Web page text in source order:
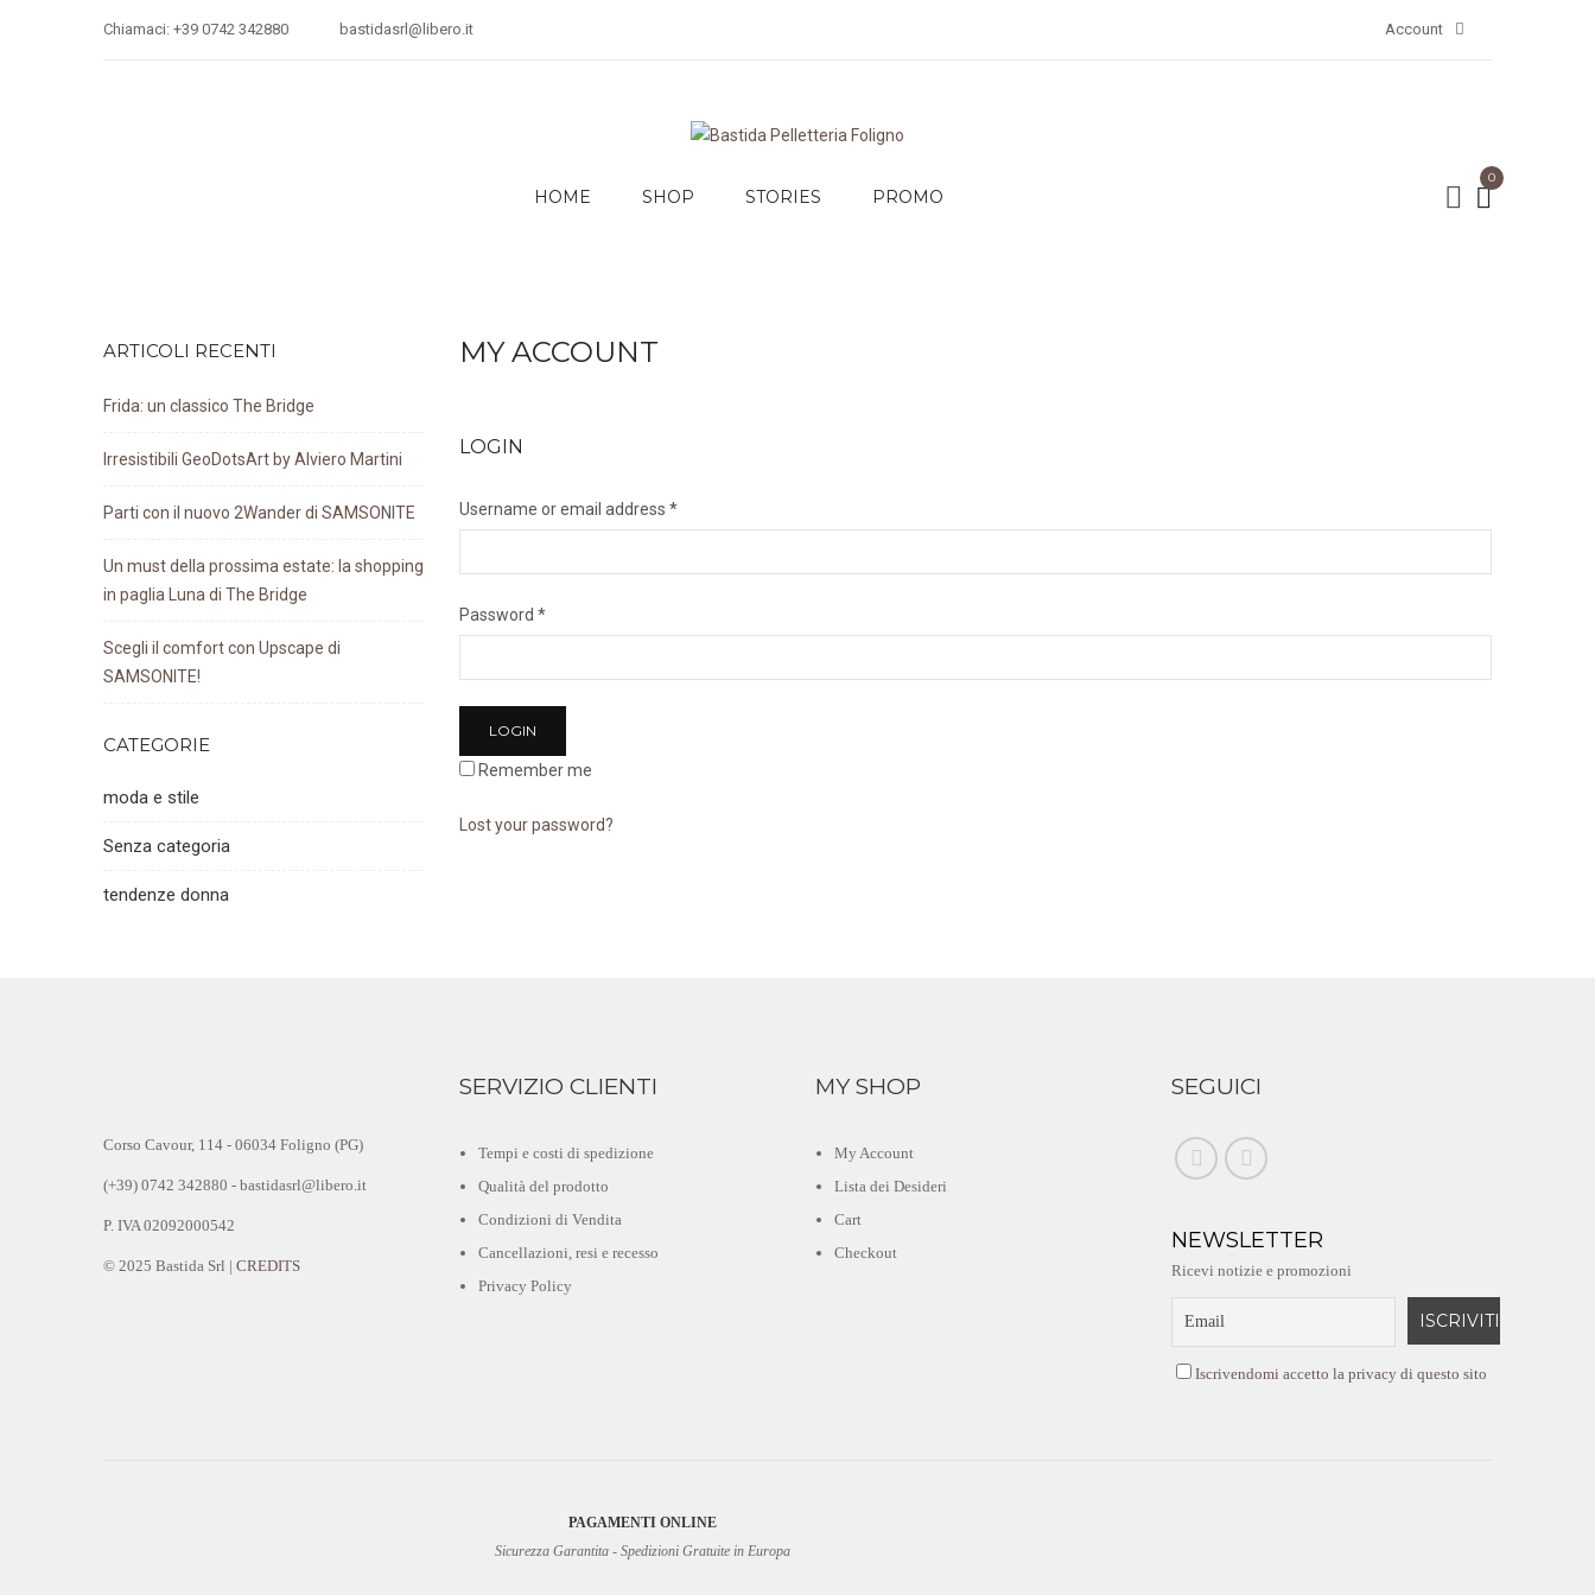
Chiamaci: +39 0742 342880 bastidasrl@libero.it Account
HOME SHOP STORIES PROMO
0
MY ACCOUNT
LOGIN
Username or email address *
Password *
Remember me
Lost your password?
ARTICOLI RECENTI
Frida: un classico The Bridge
Irresistibili GeoDotsArt by Alviero Martini
Parti con il nuovo 2Wander di SAMSONITE
Un must della prossima estate: la shopping
in paglia Luna di The Bridge
Scegli il comfort con Upscape di
SAMSONITE!
CATEGORIE
moda e stile
Senza categoria
tendenze donna
Corso Cavour, 114 - 06034 Foligno (PG)
(+39) 0742 342880 - bastidasrl@libero.it
P. IVA 02092000542
© 2025 Bastida Srl | CREDITS
SERVIZIO CLIENTI
Tempi e costi di spedizione
Qualità del prodotto
Condizioni di Vendita
Cancellazioni, resi e recesso
Privacy Policy
MY SHOP
My Account
Lista dei Desideri
Cart
Checkout
SEGUICI
NEWSLETTER
Ricevi notizie e promozioni
Iscrivendomi accetto la privacy di questo sito
PAGAMENTI ONLINE
Sicurezza Garantita - Spedizioni Gratuite in Europa